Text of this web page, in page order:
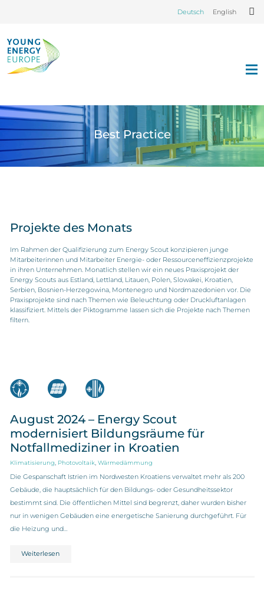
Deutsch English
Best Practice
Projekte des Monats
Im Rahmen der Qualifizierung zum Energy Scout konzipieren junge
Mitarbeiterinnen und Mitarbeiter Energie- oder Ressourceneffizienzprojekte
in ihren Unternehmen. Monatlich stellen wir ein neues Praxisprojekt der
Energy Scouts aus Estland, Lettland, Litauen, Polen, Slowakei, Kroatien,
Serbien, Bosnien-Herzegowina, Montenegro und Nordmazedonien vor. Die
Praxisprojekte sind nach Themen wie Beleuchtung oder Druckluftanlagen
klassifiziert. Mittels der Piktogramme lassen sich die Projekte nach Themen
filtern.
August 2024 – Energy Scout
modernisiert Bildungsräume für
Notfallmediziner in Kroatien
Klimatisierung, Photovoltaik, Wärmedämmung
Die Gespanschaft Istrien im Nordwesten Kroatiens verwaltet mehr als 200
Gebäude, die hauptsächlich für den Bildungs- oder Gesundheitssektor
bestimmt sind. Die öffentlichen Mittel sind begrenzt, daher wurden bisher
nur in wenigen Gebäuden eine energetische Sanierung durchgeführt. Für
die Heizung und…
Weiterlesen